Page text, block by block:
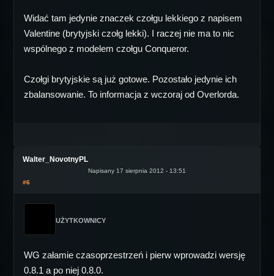
Widać tam jedynie znaczek czołgu lekkiego z napisem
Valentine (brytyjski czołg lekki). I raczej nie ma to nic
wspólnego z modelem czołgu Conqueror.
Czołgi brytyjskie są już gotowe. Pozostało jedynie ich
zbalansowanie. To informacja z wczoraj od Overlorda.
Walter_NovotnyPL
Napisany 17 sierpnia 2012 - 13:51
#6
UŻYTKOWNICY
WG załamie czasoprzestrzeń i pierw wprowadzi wersję
0.8.1 a po niej 0.8.0.